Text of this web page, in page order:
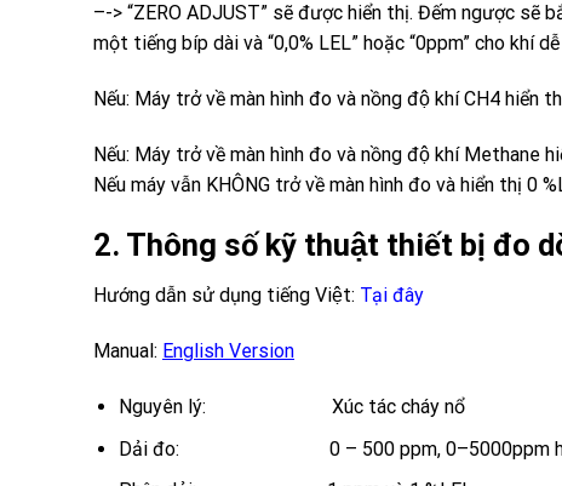
–-> “ZERO ADJUST” sẽ được hiển thị. Đếm ngược sẽ
một tiếng bíp dài và “0,0% LEL” hoặc “0ppm” cho khí
Nếu: Máy trở về màn hình đo và nồng độ khí CH4 hiển
Nếu: Máy trở về màn hình đo và nồng độ khí Methane
Nếu máy vẫn KHÔNG trở về màn hình đo và hiển thị 0
2. Thông số kỹ thuật thiết bị đo
Hướng dẫn sử dụng tiếng Việt: Tại đây
Manual: English Version
Nguyên lý: Xúc tác cháy nổ
Dải đo: 0 – 500 ppm, 0–5000ppm hoặc